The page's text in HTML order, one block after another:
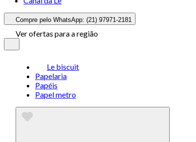
Compre pelo WhatsApp: (21) 97971-2181
Ver ofertas para a região
Le biscuit
Papelaria
Papéis
Papel metro